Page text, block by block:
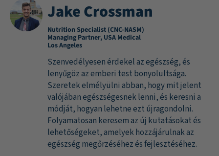
Jake Crossman
Nutrition Specialist (CNC-NASM)
Managing Partner, USA Medical
Los Angeles
Szenvedélyesen érdekel az egészség, és
lenyűgöz az emberi test bonyolultsága.
Szeretek elmélyülni abban, hogy mit jelent
valójában egészségesnek lenni, és keresni a
módját, hogyan lehetne ezt újragondolni.
Folyamatosan keresem az új kutatásokat és
lehetőségeket, amelyek hozzájárulnak az
egészség megőrzéséhez és fejlesztéséhez.